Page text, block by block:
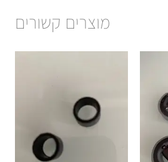
מוצרים קשורים